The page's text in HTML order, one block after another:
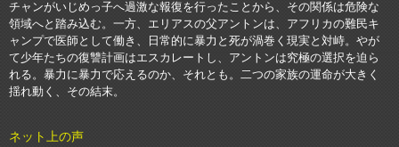
チャンがいじめっ子へ過激な報復を行ったことから、その関係は危険な
領域へと踏み込む。一方、エリアスの父アントンは、アフリカの難民キ
ャンプで医師として働き、日常的に暴力と死が渦巻く現実と対峙。やが
て少年たちの復讐計画はエスカレートし、アントンは究極の選択を迫ら
れる。暴力に暴力で応えるのか、それとも。二つの家族の運命が大きく
揺れ動く、その結末。
ネット上の声